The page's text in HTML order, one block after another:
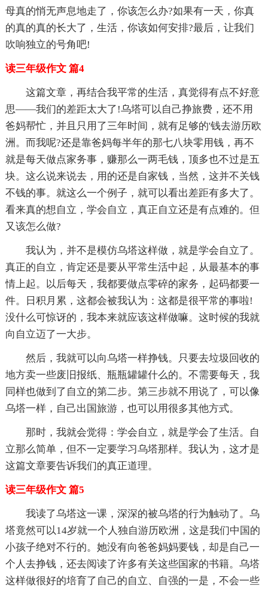
母真的悄无声息地走了，你该怎么办?如果有一天，你真
的真的真的长大了，生活，你该如何安排?最后，让我们
吹响独立的号角吧!
读三年级作文 篇4
这篇文章，再结合我平常的生活，真觉得有点不好意
思——我们的差距太大了!乌塔可以自己挣旅费，还不用
爸妈帮忙，并且只用了三年时间，就有足够的'钱去游历欧
洲。而我呢?还是靠爸妈每半年的那七八块零用钱，再不
就是每天做点家务事，赚那么一两毛钱，顶多也不过是五
块。这么说来说去，用的还是自家钱，当然，这并不关钱
不钱的事。就这么一个例子，就可以看出差距有多大了。
看来真的想自立，学会自立，真正自立还是有点难的。但
又该怎么做?
我认为，并不是模仿乌塔这样做，就是学会自立了。
真正的自立，肯定还是要从平常生活中起，从最基本的事
情上起。以后每天，我都要做点零碎的家务，起码都要一
件。日积月累，这都会被我认为：这都是很平常的事啦!
没什么可惊讶的，我本来就应该这样做嘛。这时候的我就
向自立迈了一大步。
然后，我就可以向乌塔一样挣钱。只要去垃圾回收的
地方卖一些废旧报纸、瓶瓶罐罐什么的。不需要每天，我
同样也做到了自立的第二步。第三步就不用说了，可以像
乌塔一样，自己出国旅游，也可以用很多其他方式。
那时，我就会觉得：学会自立，就是学会了生活。自
立那么简单，但不一定要学习乌塔那样。我认为，这才是
这篇文章要告诉我们的真正道理。
读三年级作文 篇5
我读了乌塔这一课，深深的被乌塔的行为触动了。乌
塔竟然可以14岁就一个人独自游历欧洲，这是我们中国的
小孩子绝对不行的。她没有向爸爸妈妈要钱，却是自己一
个人去挣钱，还去阅读了许多有关这些国家的书籍。乌塔
这样做很好的培育了自己的自立、自强的一是，不会一些